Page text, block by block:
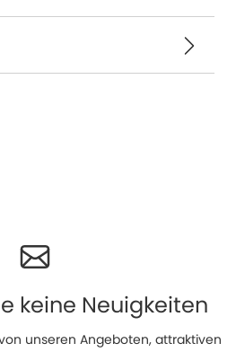
keine Neuigkeiten
unseren Angeboten, attraktiven